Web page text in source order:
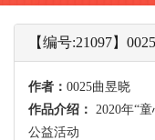
【编号:21097】
作者： 0025曲昱晓
作品介绍：
2020年“
公益活动